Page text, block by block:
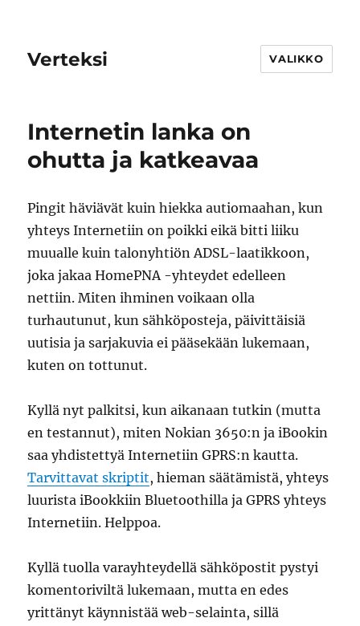
Verteksi VALIKKO
Internetin lanka on
ohutta ja katkeavaa
Pingit häviävät kuin hiekka autiomaahan, kun
yhteys Internetiin on poikki eikä bitti liiku
muualle kuin talonyhtiön ADSL-laatikkoon,
joka jakaa HomePNA -yhteydet edelleen
nettiin. Miten ihminen voikaan olla
turhautunut, kun sähköposteja, päivittäisiä
uutisia ja sarjakuvia ei pääsekään lukemaan,
kuten on tottunut.
Kyllä nyt palkitsi, kun aikanaan tutkin (mutta
en testannut), miten Nokian 3650:n ja iBookin
saa yhdistettyä Internetiin GPRS:n kautta.
Tarvittavat skriptit, hieman säätämistä, yhteys
luurista iBookkiin Bluetoothilla ja GPRS yhteys
Internetiin. Helppoa.
Kyllä tuolla varayhteydellä sähköpostit pystyi
komentoriviltä lukemaan, mutta en edes
yrittänyt käynnistää web-selainta, sillä